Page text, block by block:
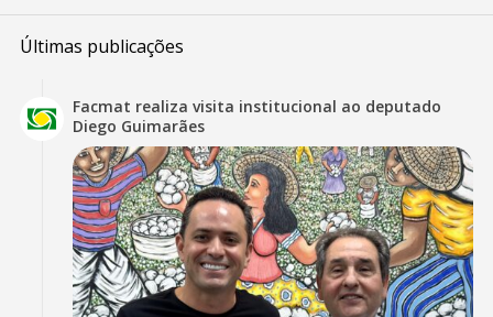
Últimas publicações
Facmat realiza visita institucional ao deputado
Diego Guimarães